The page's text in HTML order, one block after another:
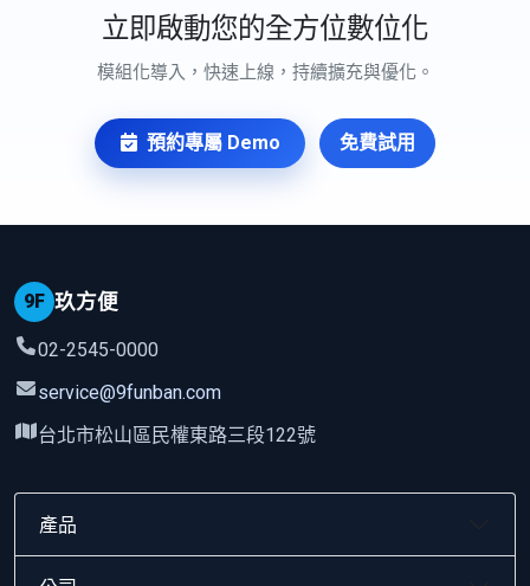
立即啟動您的全方位數位化
模組化導入，快速上線，持續擴充與優化。
預約專屬 Demo 免費試用
9F 玖方便
02-2545-0000
service@9funban.com
台北市松山區民權東路三段122號
產品